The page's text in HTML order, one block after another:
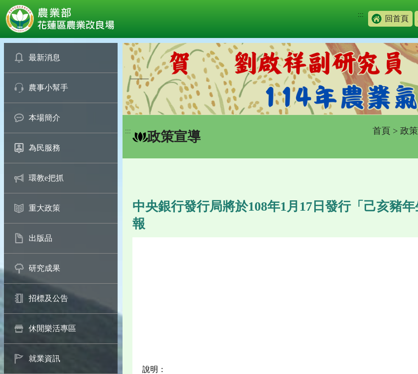
::: 回首頁
最新消息
農事小幫手
本場簡介
為民服務
環教e把抓
重大政策
出版品
研究成果
招標及公告
休閒樂活專區
就業資訊
::: 政策宣導 首頁 > 政
中央銀行發行局將於108年1月17日發行「己亥豬
報
說明：